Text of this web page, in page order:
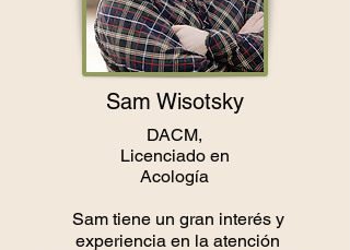
Sam Wisotsky
DACM,
Licenciado en
Acología
Sam tiene un gran interés y
experiencia en la atención